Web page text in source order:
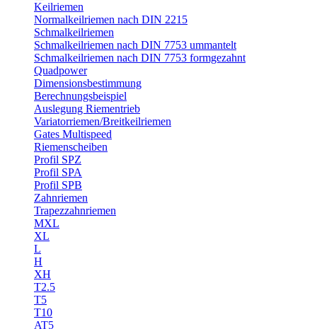
Keilriemen
Normalkeilriemen nach DIN 2215
Schmalkeilriemen
Schmalkeilriemen nach DIN 7753 ummantelt
Schmalkeilriemen nach DIN 7753 formgezahnt
Quadpower
Dimensionsbestimmung
Berechnungsbeispiel
Auslegung Riementrieb
Variatorriemen/Breitkeilriemen
Gates Multispeed
Riemenscheiben
Profil SPZ
Profil SPA
Profil SPB
Zahnriemen
Trapezzahnriemen
MXL
XL
L
H
XH
T2.5
T5
T10
AT5